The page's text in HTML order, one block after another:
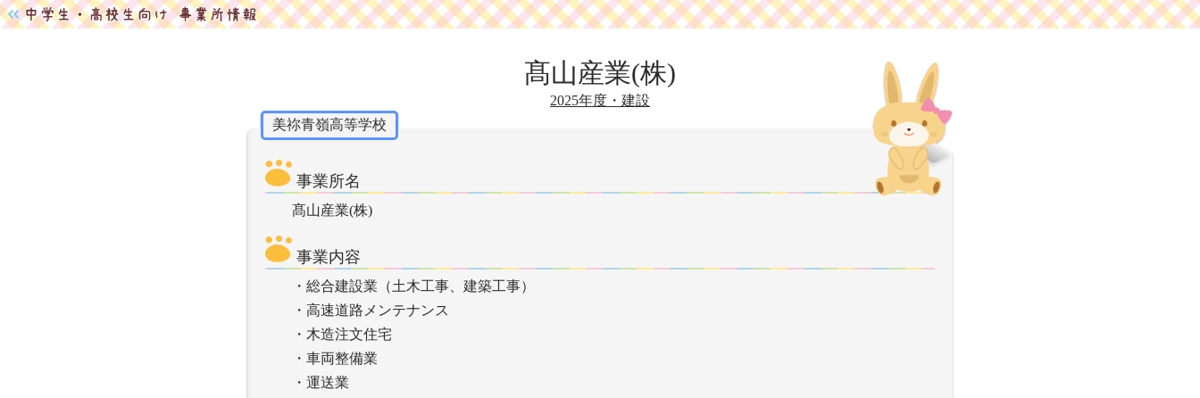
髙山産業(株)
2025年度・建設
事業所名
髙山産業(株)
美祢青嶺高等学校
事業内容
・総合建設業（土木工事、建築工事）
・高速道路メンテナンス
・木造注文住宅
・車両整備業
・運送業